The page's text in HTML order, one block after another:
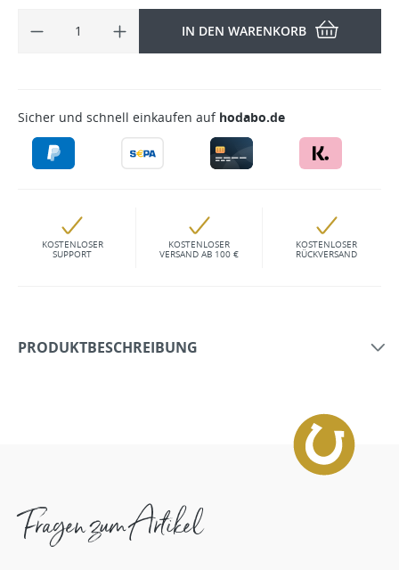
IN DEN WARENKORB
Sicher und schnell einkaufen auf hodabo.de
KOSTENLOSER
SUPPORT
KOSTENLOSER
VERSAND AB 100 €
KOSTENLOSER
RÜCKVERSAND
PRODUKTBESCHREIBUNG
Fragen zum Artikel